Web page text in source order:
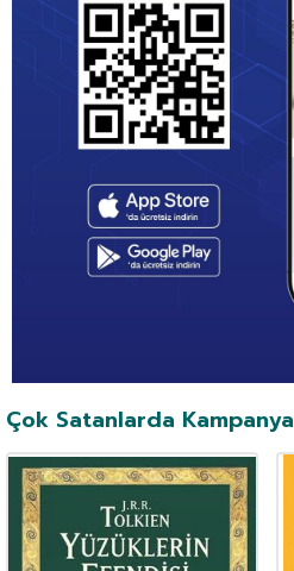
Çok Satanlarda Kampanya